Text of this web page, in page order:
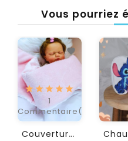
Vous pourriez
1
Commentaire(s)
C
Ouverture Bébé...